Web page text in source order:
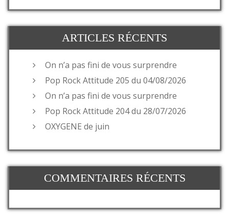
ARTICLES RÉCENTS
On n’a pas fini de vous surprendre
Pop Rock Attitude 205 du 04/08/2026
On n’a pas fini de vous surprendre
Pop Rock Attitude 204 du 28/07/2026
OXYGENE de juin
COMMENTAIRES RÉCENTS